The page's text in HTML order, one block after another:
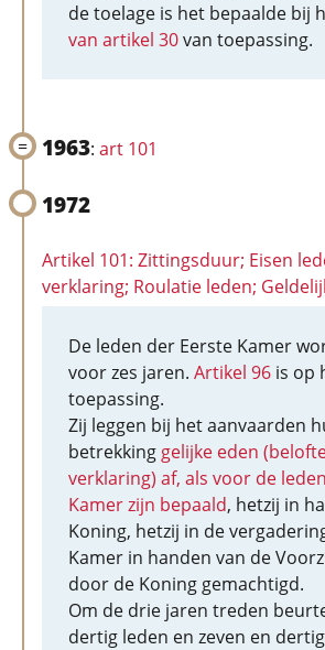
de toelage is het bepaalde bij
van artikel 30van toepassing.
1963: art 101
1972
Artikel 101: Zittingsduur; Eisen
verklaring; Roulatie leden;
De leden der Eerste Kamer
voor zes jaren. Artikel 96 is op
toepassing.
Zij leggen bij het aanvaarden
betrekking gelijke eden
verklaring) af, als voor de
Kamer zijn bepaald, hetzij in
Koning, hetzij in de
Kamer in handen van de
door de Koning gemachtigd.
Om de drie jaren treden
dertig leden en zeven en